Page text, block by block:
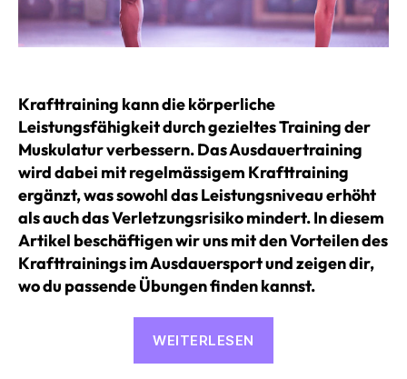
Krafttraining kann die körperliche
Leistungsfähigkeit durch gezieltes Training der
Muskulatur verbessern. Das Ausdauertraining
wird dabei mit regelmässigem Krafttraining
ergänzt, was sowohl das Leistungsniveau erhöht
als auch das Verletzungsrisiko mindert. In diesem
Artikel beschäftigen wir uns mit den Vorteilen des
Krafttrainings im Ausdauersport und zeigen dir,
wo du passende Übungen finden kannst.
WEITERLESEN